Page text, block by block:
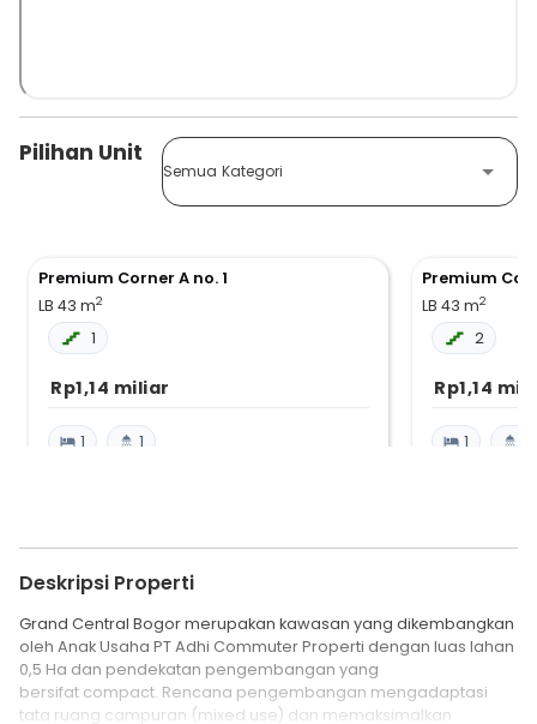
Pilihan Unit
Semua Kategori
Premium Corner A no. 1
LB 43 m2
1
Rp1,14 miliar
1 1
Premium
LB 43 m2
2
Rp1,14
1
Deskripsi Properti
Grand Central Bogor merupakan kawasan yang dikembangkan
oleh Anak Usaha PT Adhi Commuter Properti dengan luas lahan
0,5 Ha dan pendekatan pengembangan yang
bersifat compact. Rencana pengembangan mengadaptasi
tata ruang campuran (mixed use) dan memaksimalkan